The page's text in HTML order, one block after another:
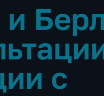
с